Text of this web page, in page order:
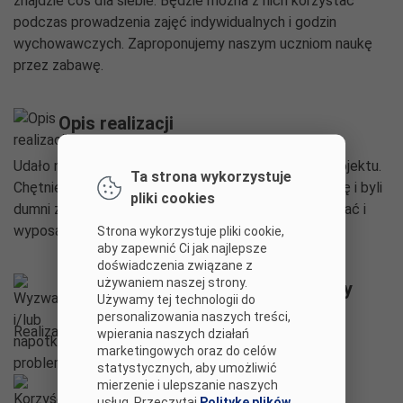
podczas prowadzenia zajęć indywidualnych i godzin
wychowawczych. Zaproponujemy naszym uczniom naukę
przez zabawę.
Opis realizacji
Udało nam się zaangażować uczniów do realizacji projektu.
Chętnie brali udział w działaniach, a potem cieszyli się i byli
dumni z efektów. Ponadto udało nam się zorganizować i
wyposażyć strefę kreatywności i wypoczynku.
Wyzwania i/lub napotkane problemy
Realizacja projektu przebiegała bez problemów.
Korzyści dla uczniów
Ta strona wykorzystuje
pliki cookies
Strona wykorzystuje pliki cookie,
aby zapewnić Ci jak najlepsze
doświadczenia związane z
używaniem naszej strony.
Używamy tej technologii do
personalizowania naszych treści,
wpierania naszych działań
marketingowych oraz do celów
statystycznych, aby umożliwić
mierzenie i ulepszanie naszych